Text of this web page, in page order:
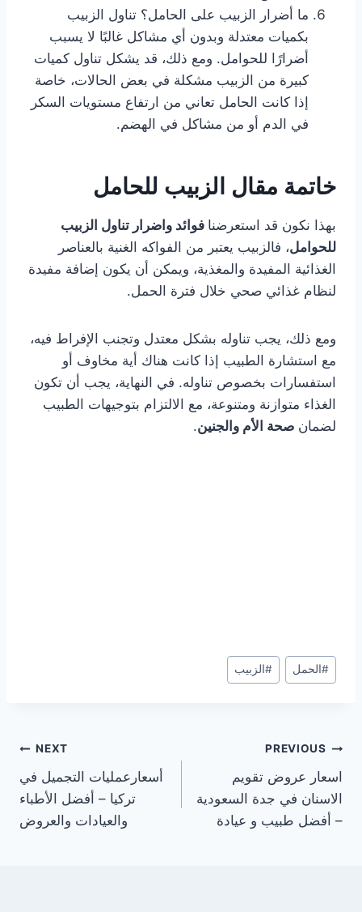
ما أضرار الزبيب على الحامل؟ تناول الزبيب
بكميات معتدلة وبدون أي مشاكل غالبًا لا يسبب
أضرارًا للحوامل. ومع ذلك، قد يشكل تناول كميات
كبيرة من الزبيب مشكلة في بعض الحالات، خاصة
إذا كانت الحامل تعاني من ارتفاع مستويات السكر
في الدم أو من مشاكل في الهضم.
خاتمة مقال الزبيب للحامل
بهذا نكون قد استعرضنا فوائد واضرار تناول الزبيب
للحوامل، فالزبيب يعتبر من الفواكه الغنية بالعناصر
الغذائية المفيدة والمغذية، ويمكن أن يكون إضافة مفيدة
لنظام غذائي صحي خلال فترة الحمل.
ومع ذلك، يجب تناوله بشكل معتدل وتجنب الإفراط فيه،
مع استشارة الطبيب إذا كانت هناك أية مخاوف أو
استفسارات بخصوص تناوله. في النهاية، يجب أن تكون
الغذاء متوازنة ومتنوعة، مع الالتزام بتوجيهات الطبيب
لضمان صحة الأم والجنين.
Post
Tags:
#الحمل #الزبيب
تصفّح
المقالات
PREVIOUS
اسعار عروض تقويم
الاسنان في جدة السعودية
– أفضل طبيب و عيادة
NEXT
أسعارعمليات التجميل في
تركيا – أفضل الأطباء
والعيادات والعروض